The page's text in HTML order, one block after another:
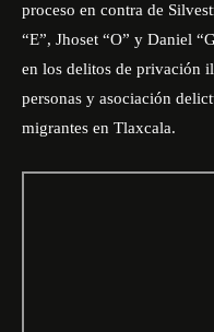
proceso en contra de
“E”, Jhoset “O” y Daniel
en los delitos de privación
personas y asociación
migrantes en Tlaxcala.